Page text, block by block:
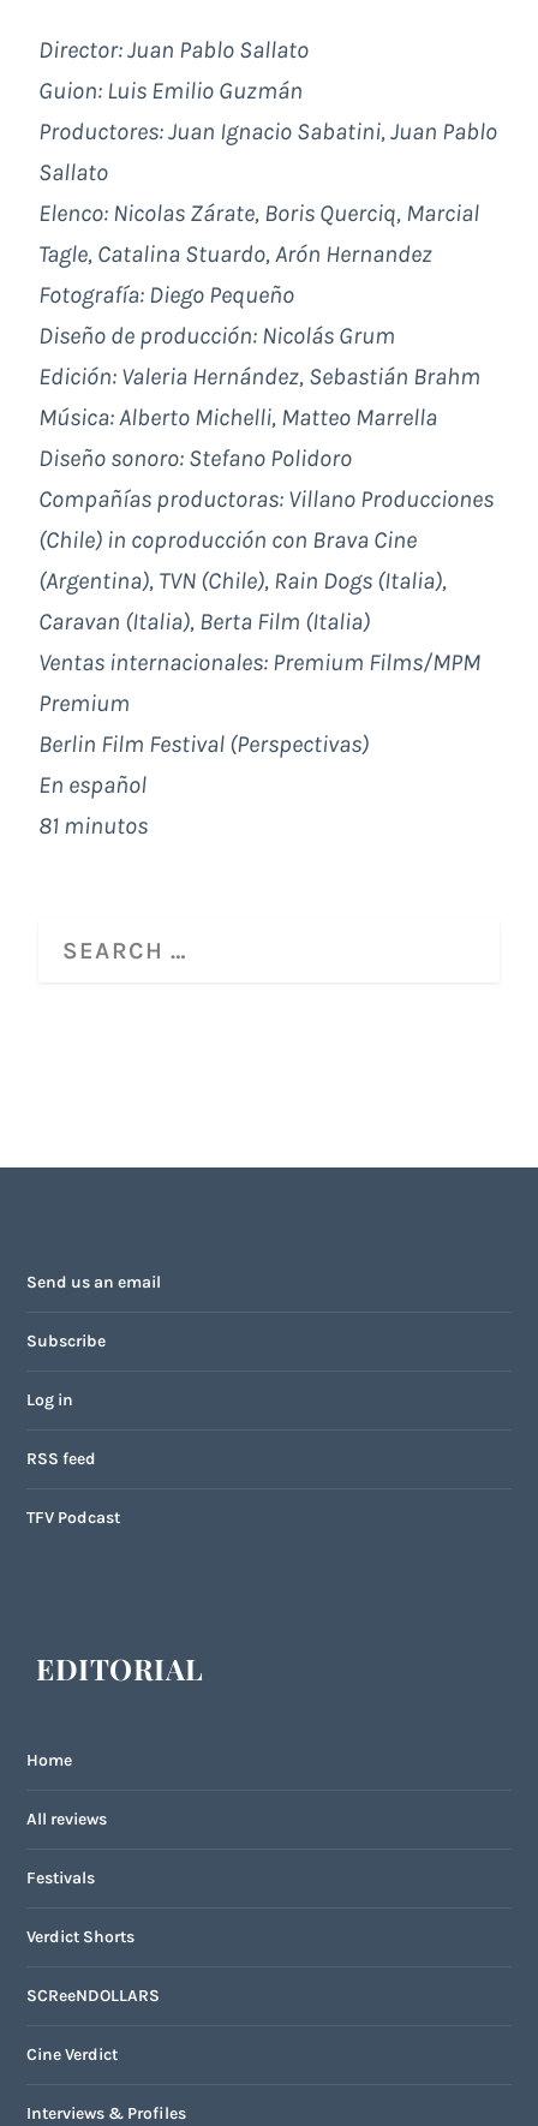
Director: Juan Pablo Sallato
Guion: Luis Emilio Guzmán
Productores: Juan Ignacio Sabatini, Juan Pablo
Sallato
Elenco: Nicolas Zárate, Boris Querciq, Marcial
Tagle, Catalina Stuardo, Arón Hernandez
Fotografía: Diego Pequeño
Diseño de producción: Nicolás Grum
Edición: Valeria Hernández, Sebastián Brahm
Música: Alberto Michelli, Matteo Marrella
Diseño sonoro: Stefano Polidoro
Compañías productoras: Villano Producciones
(Chile) in coproducción con Brava Cine
(Argentina), TVN (Chile), Rain Dogs (Italia),
Caravan (Italia), Berta Film (Italia)
Ventas internacionales: Premium Films/MPM
Premium
Berlin Film Festival (Perspectivas)
En español
81 minutos
Send us an email
Subscribe
Log in
RSS feed
TFV Podcast
EDITORIAL
Home
All reviews
Festivals
Verdict Shorts
SCReeNDOLLARS
Cine Verdict
Interviews & Profiles